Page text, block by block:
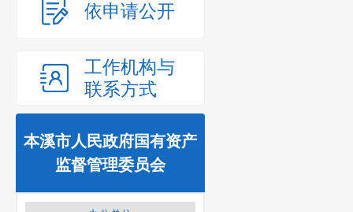
依申请公开
工作机构与
联系方式
本溪市人民政府国有资产
监督管理委员会